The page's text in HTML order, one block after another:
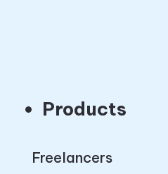
Products
Freelancers